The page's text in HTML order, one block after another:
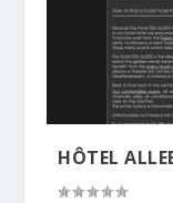
HÔTEL